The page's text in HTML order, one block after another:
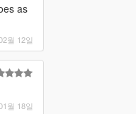
as
월 12일
월 18일